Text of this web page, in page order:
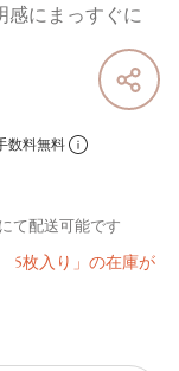
感にまっすぐに
数料無料
て配送可能です
5枚入り」の在庫が